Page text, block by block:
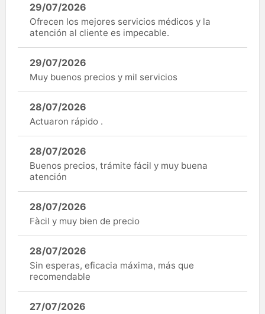
29/07/2026
Ofrecen los mejores servicios médicos y la
atención al cliente es impecable.
29/07/2026
Muy buenos precios y mil servicios
28/07/2026
Actuaron rápido .
28/07/2026
Buenos precios, trámite fácil y muy buena
atención
28/07/2026
Fàcil y muy bien de precio
28/07/2026
Sin esperas, eficacia máxima, más que
recomendable
27/07/2026